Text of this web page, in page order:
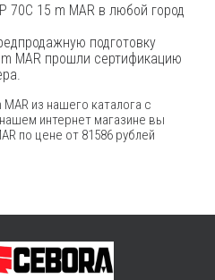
70C 15 m MAR в любой город
подготовку
MAR прошли сертификацию
из нашего каталога с
интернет магазине вы
по цене от 81586 рублей